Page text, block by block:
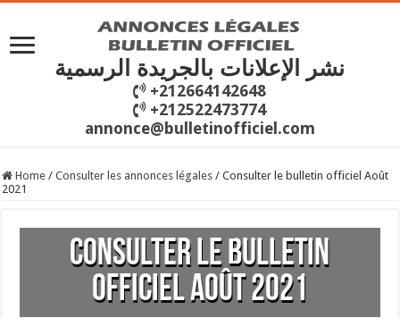
نشر الإعلانات بالجريدة الرسمية
+212664142648
+212522473774
annonce@bulletinofficiel.com
Home / Consulter les annonces légales / Consulter le bulletin officiel Août
2021
Consulter le bulletin
officiel Août 2021